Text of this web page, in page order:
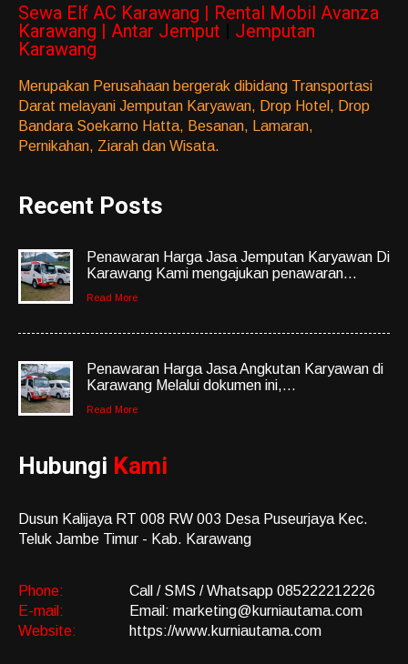
Sewa Elf AC Karawang | Rental Mobil Avanza
Karawang | Antar Jemput
Jemputan
Karawang
Merupakan Perusahaan bergerak dibidang Transportasi
Darat melayani Jemputan Karyawan, Drop Hotel, Drop
Bandara Soekarno Hatta, Besanan, Lamaran,
Pernikahan, Ziarah dan Wisata.
Recent Posts
Penawaran Harga Jasa Jemputan Karyawan Di
Karawang Kami mengajukan penawaran...
Read More
Penawaran Harga Jasa Angkutan Karyawan di
Karawang Melalui dokumen ini,...
Read More
Hubungi Kami
Dusun Kalijaya RT 008 RW 003 Desa Puseurjaya Kec.
Teluk Jambe Timur - Kab. Karawang
Phone:
Call / SMS / Whatsapp 085222212226
E-mail:
Email: marketing@kurniautama.com
Website:
https://www.kurniautama.com